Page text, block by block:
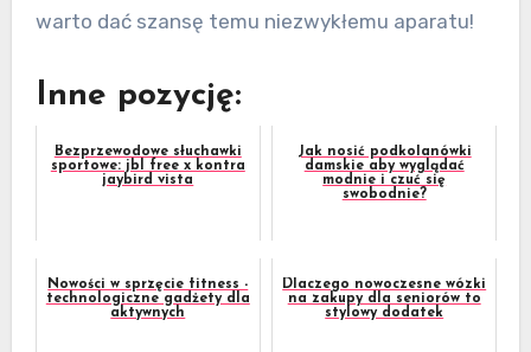
warto dać szansę temu niezwykłemu aparatu!
Inne pozycję:
Bezprzewodowe słuchawki
sportowe: jbl free x kontra
jaybird vista
Jak nosić podkolanówki
damskie aby wyglądać
modnie i czuć się
swobodnie?
Nowości w sprzęcie fitness -
technologiczne gadżety dla
aktywnych
Dlaczego nowoczesne wózki
na zakupy dla seniorów to
stylowy dodatek